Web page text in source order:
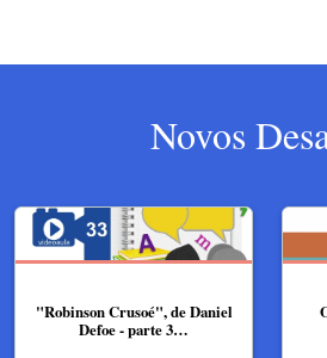
Novos
"Robinson Crusoé", de Daniel
Defoe - parte 3…